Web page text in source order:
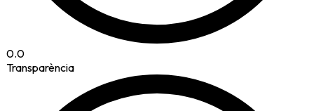
0.0
Transparència